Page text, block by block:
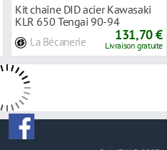
Kit chaîne DID acier Kawasaki
KLR 650 Tengai 90-94
La Bécanerie 131,70 €
Livraison gratuite